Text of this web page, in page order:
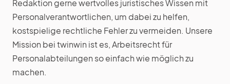
Redaktion gerne wertvolles juristisches Wissen mit
Personalverantwortlichen, um dabei zu helfen,
kostspielige rechtliche Fehler zu vermeiden. Unsere
Mission bei twinwin ist es, Arbeitsrecht für
Personalabteilungen so einfach wie möglich zu
machen.